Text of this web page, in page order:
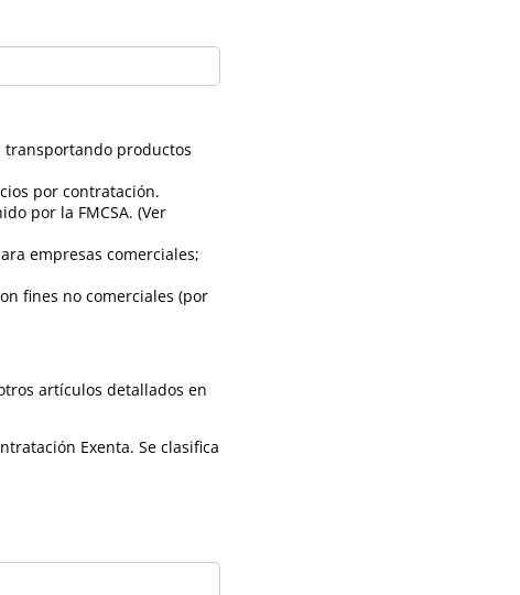
productos
por contratación.
por la FMCSA. (Ver
empresas comerciales;
fines no comerciales (por
artículos detallados en
Exenta. Se clasifica